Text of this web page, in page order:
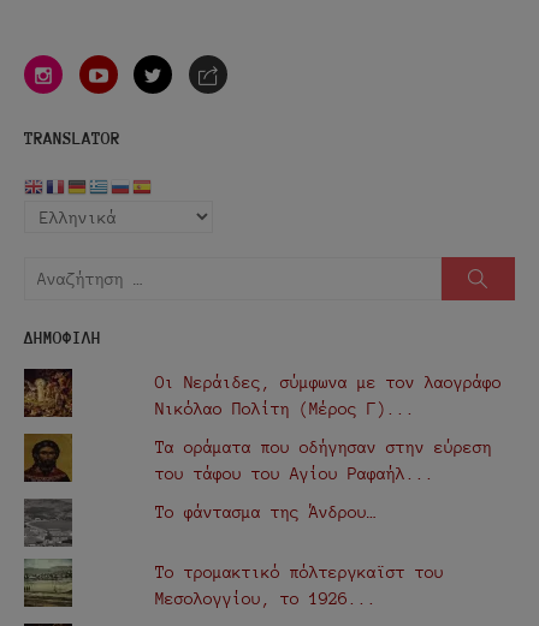
instagramyoutube twittere-
TRANSLATOR
Αναζήτηση
ΔΗΜΟΦΙΛΗ
Οι Νεράιδες, σύμφωνα με τον λαογράφο
Νικόλαο Πολίτη (Μέρος Γ)...
Τα οράματα που οδήγησαν στην εύρεση
του τάφου του Αγίου Ραφαήλ...
Το φάντασμα της Άνδρου…
Το τρομακτικό πόλτεργκαϊστ του
Μεσολογγίου, το 1926...